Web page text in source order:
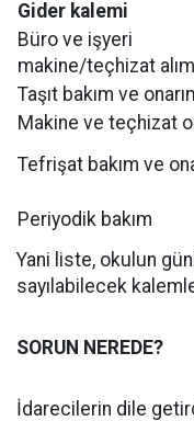
Gider kalemi
Büro ve işyeri
makine/teçhizat
Taşıt bakım ve
Makine ve teçhizat
Tefrişat bakım ve
Periyodik bakım
Yani liste, okulun
sayılabilecek
SORUN NEREDE?
İdarecilerin dile